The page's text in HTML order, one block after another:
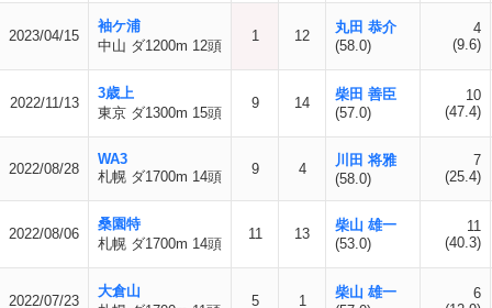
2023/04/15
袖ケ浦
中山 ダ1200m 12頭
1 12
丸田 恭介
(58.0)
4
(9.6)
2022/11/13
3歳上
東京 ダ1300m 15頭
9 14
柴田 善臣
(57.0)
10
(47.4)
2022/08/28
WA3
札幌 ダ1700m 14頭
9 4
川田 将雅
(58.0)
7
(25.4)
2022/08/06
桑園特
札幌 ダ1700m 14頭
11 13
柴山 雄一
(53.0)
11
(40.3)
2022/07/23
大倉山
5 1
柴山 雄一
6